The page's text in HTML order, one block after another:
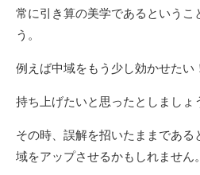
常に引き算の美学であるというこ
う。
例えば中域をもう少し効かせたい
持ち上げたいと思ったとしましょ
その時、誤解を招いたままである
域をアップさせるかもしれません。